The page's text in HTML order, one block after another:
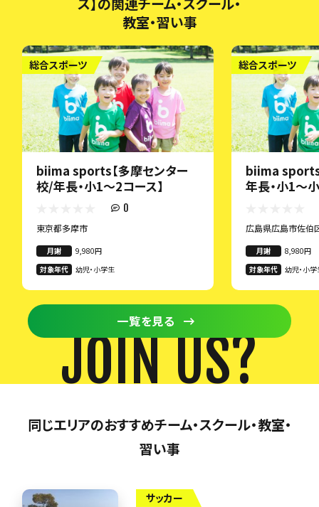
教室・習い事
総合スポーツ
biima sports【多摩センター
校/年長・小1～2コース】
0
東京都多摩市
月謝
9,980円
対象年代
幼児・小学生
総合スポーツ
biima sports
年長・小1〜
広島県広島市佐伯
月謝
8,980円
対象年代
幼児・小
一覧を見る
JOIN US?
同じエリアのおすすめチーム・スクール・教室・
習い事
サッカー